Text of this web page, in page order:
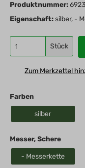
Produktnummer:
Eigenschaft:silber, -
Stück
Zum Merkzettel
Farben
silber
Messer, Schere
- Messerkette